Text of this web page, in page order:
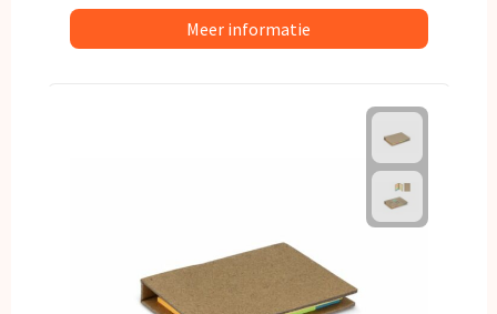
Meer informatie